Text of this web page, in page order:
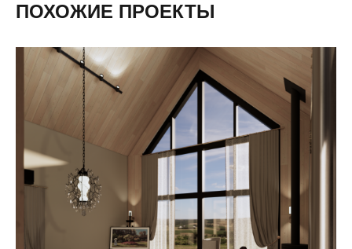
ПОХОЖИЕ ПРОЕКТЫ